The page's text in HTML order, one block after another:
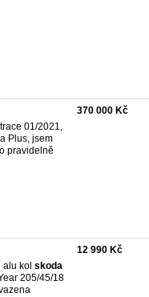
01/2021,
Plus, jsem
pravidelně
370 000 Kč
kol skoda
205/45/18
12 990 Kč